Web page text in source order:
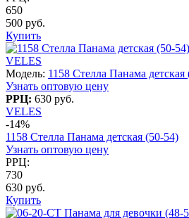
650
500 руб.
Купить
VELES
Модель: 1158 Стелла Панама детская
Узнать оптовую цену
РРЦ: 630 руб.
VELES
-14%
1158 Стелла Панама детская (50-54)
Узнать оптовую цену
РРЦ:
730
630 руб.
Купить